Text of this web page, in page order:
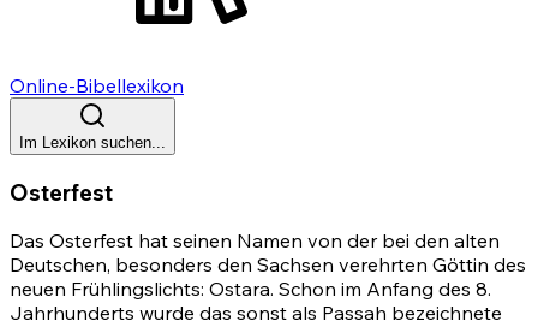
Online-Bibellexikon
Im Lexikon suchen...
Osterfest
Das Osterfest hat seinen Namen von der bei den alten
Deutschen, besonders den Sachsen verehrten Göttin des
neuen Frühlingslichts: Ostara. Schon im Anfang des 8.
Jahrhunderts wurde das sonst als Passah bezeichnete